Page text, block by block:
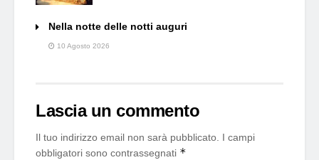
Nella notte delle notti auguri
10 Agosto 2026
Lascia un commento
Il tuo indirizzo email non sarà pubblicato. I campi
obbligatori sono contrassegnati *